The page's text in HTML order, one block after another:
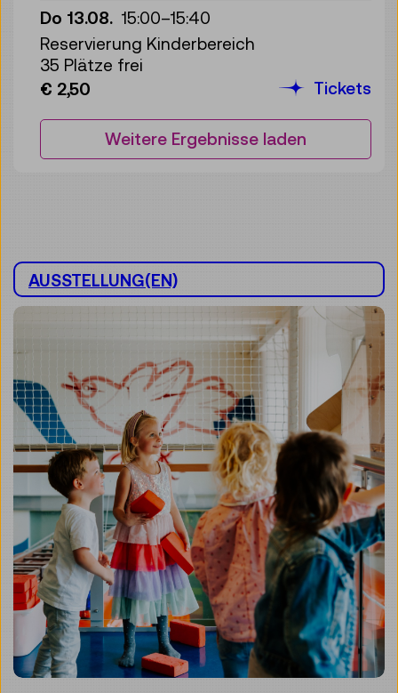
Do 13.08. 15:00–15:40
Reservierung Kinderbereich
35 Plätze frei
€ 2,50
Tickets
Weitere Ergebnisse laden
AUSSTELLUNG(EN)